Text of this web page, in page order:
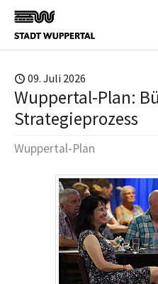
Skip to main content
09. Juli 2026
Wuppertal-Plan:
Strategieprozess
Wuppertal-Plan